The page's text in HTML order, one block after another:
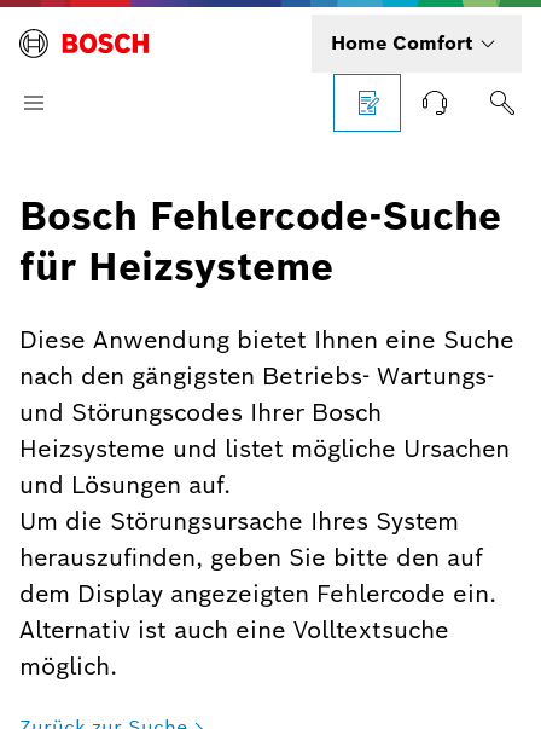
Home Comfort
Bosch Fehlercode-Suche
für Heizsysteme
Diese Anwendung bietet Ihnen eine Suche
nach den gängigsten Betriebs- Wartungs-
und Störungscodes Ihrer Bosch
Heizsysteme und listet mögliche Ursachen
und Lösungen auf.
Um die Störungsursache Ihres System
herauszufinden, geben Sie bitte den auf
dem Display angezeigten Fehlercode ein.
Alternativ ist auch eine Volltextsuche
möglich.